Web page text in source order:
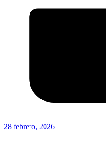
28 febrero, 2026